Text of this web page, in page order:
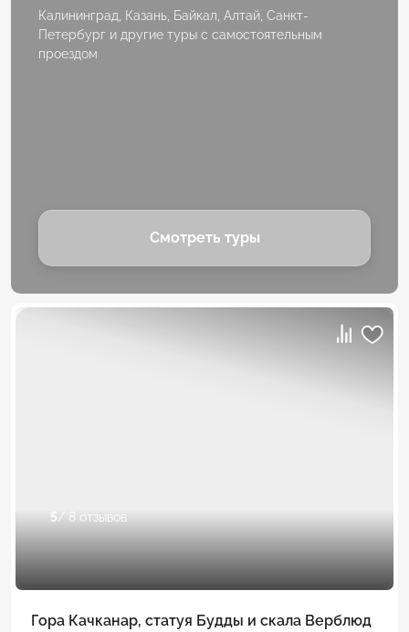
Калининград, Казань, Байкал, Алтай, Санкт-
Петербург и другие туры с самостоятельным
проездом
Смотреть туры
5/ 8 отзывов
Гора Качканар, статуя Будды и скала Верблюд